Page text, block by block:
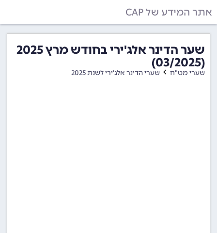
אתר המידע של CAP
שער הדינר אלג'ירי בחודש מרץ 2025
(03/2025)
שערי מט"ח שערי הדינר אלג'ירי לשנת 2025